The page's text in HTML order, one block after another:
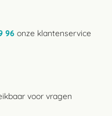
96 onze klantenservice
voor vragen